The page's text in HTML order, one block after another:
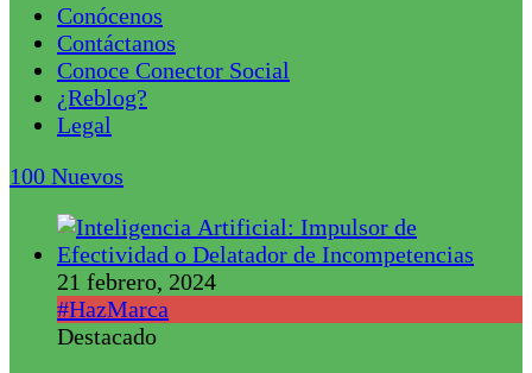
Conócenos
Contáctanos
Conoce Conector Social
¿Reblog?
Legal
100 Nuevos
21 febrero, 2024
#HazMarca
Destacado